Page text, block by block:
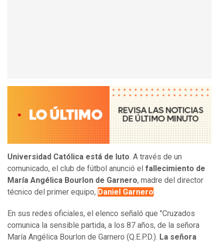
Universidad Católica está de luto. A través de un
comunicado, el club de fútbol anunció el fallecimiento de
María Angélica Bourlon de Garnero, madre del director
técnico del primer equipo, Daniel Garnero.
En sus redes oficiales, el elenco señaló que "Cruzados
comunica la sensible partida, a los 87 años, de la señora
María Angélica Bourlon de Garnero (Q.E.P.D.). La señora